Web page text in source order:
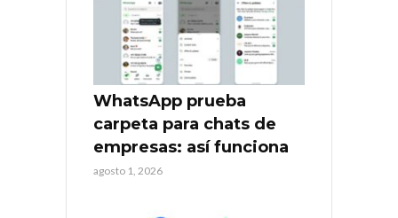
WhatsApp prueba
carpeta para chats de
empresas: así funciona
agosto 1, 2026